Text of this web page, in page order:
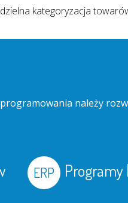
kategoryzacja
należy
Programy